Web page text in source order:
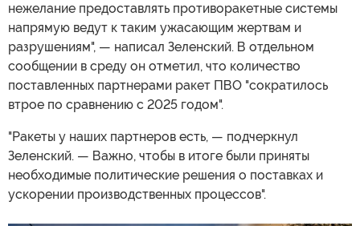
нежелание предоставлять противоракетные системы
напрямую ведут к таким ужасающим жертвам и
разрушениям", — написал Зеленский. В отдельном
сообщении в среду он отметил, что количество
поставленных партнерами ракет ПВО "сократилось
втрое по сравнению с 2025 годом".
"Ракеты у наших партнеров есть, — подчеркнул
Зеленский. — Важно, чтобы в итоге были приняты
необходимые политические решения о поставках и
ускорении производственных процессов".